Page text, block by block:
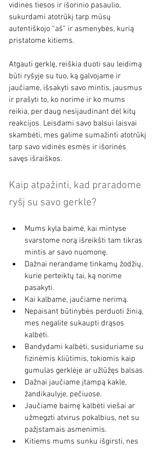
vidinės tiesos ir išorinio pasaulio,
sukurdami atotrūkį tarp mūsų
autentiškojo “aš” ir asmenybės, kurią
pristatome kitiems.
Atgauti gerklę, reiškia duoti sau leidimą
būti ryšyje su tuo, ką galvojame ir
jaučiame, išsakyti savo mintis, jausmus
ir prašyti to, ko norime ir ko mums
reikia, per daug nesijaudinant dėl kitų
reakcijos. Leisdami savo balsui laisvai
skambėti, mes galime sumažinti atotrūkį
tarp savo vidinės esmės ir išorinės
savęs išraiškos.
Kaip atpažinti, kad praradome
ryšį su savo gerkle?
Mums kyla baimė, kai mintyse
svarstome norą išreikšti tam tikras
mintis ar savo nuomonę.
Dažnai nerandame tinkamų žodžių,
kurie perteiktų tai, ką norime
pasakyti.
Kai kalbame, jaučiame nerimą.
Nepaisant būtinybės perduoti žinią,
mes negalite sukaupti drąsos
kalbėti.
Bandydami kalbėti, susiduriame su
fizinėmis kliūtimis, tokiomis kaip
gumulas gerklėje ar užlūžęs balsas.
Dažnai jaučiame įtampą kakle,
žandikaulyje, pečiuose.
Jaučiame baimę kalbėti viešai ar
užmegzti atvirus pokalbius, net su
pažįstamais asmenimis.
Kitiems mums sunku išgirsti, nes